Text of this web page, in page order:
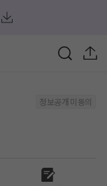
정보공개 미동의